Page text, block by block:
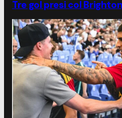
Tre gol presi col